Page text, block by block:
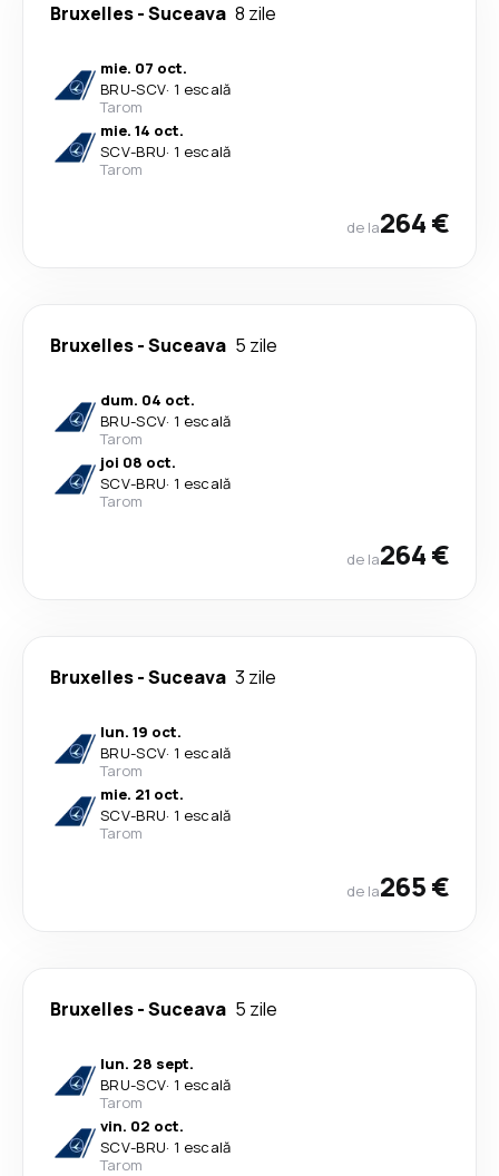
Bruxelles-Suceava 8 zile
mie. 07 oct.
BRU-SCV· 1 escală
Tarom
mie. 14 oct.
SCV-BRU· 1 escală
Tarom
de la264 €
Bruxelles-Suceava 5 zile
dum. 04 oct.
BRU-SCV· 1 escală
Tarom
joi 08 oct.
SCV-BRU· 1 escală
Tarom
de la264 €
Bruxelles-Suceava 3 zile
lun. 19 oct.
BRU-SCV· 1 escală
Tarom
mie. 21 oct.
SCV-BRU· 1 escală
Tarom
de la265 €
Bruxelles-Suceava 5 zile
lun. 28 sept.
BRU-SCV· 1 escală
Tarom
vin. 02 oct.
SCV-BRU· 1 escală
Tarom